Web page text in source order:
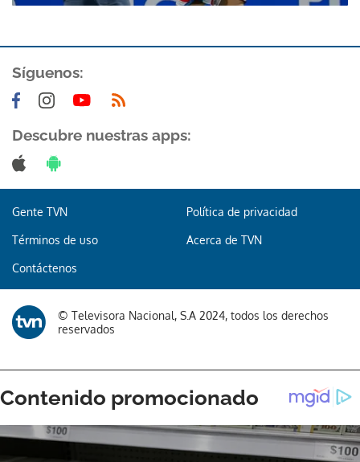
Síguenos:
Descubre nuestras apps:
Gente TVN Política de privacidad
Términos de uso Acerca de TVN
Contáctenos
© Televisora Nacional, S.A 2024, todos los derechos
reservados